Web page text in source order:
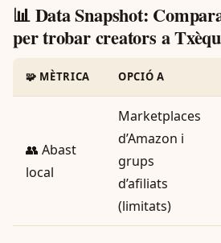
📊 Data Snapshot:
per trobar creators a
🧩 MÈTRICA OPCIÓ A
👥 Abast
local
Marketplaces
d’Amazon i
grups
d’afiliats
(limitats)